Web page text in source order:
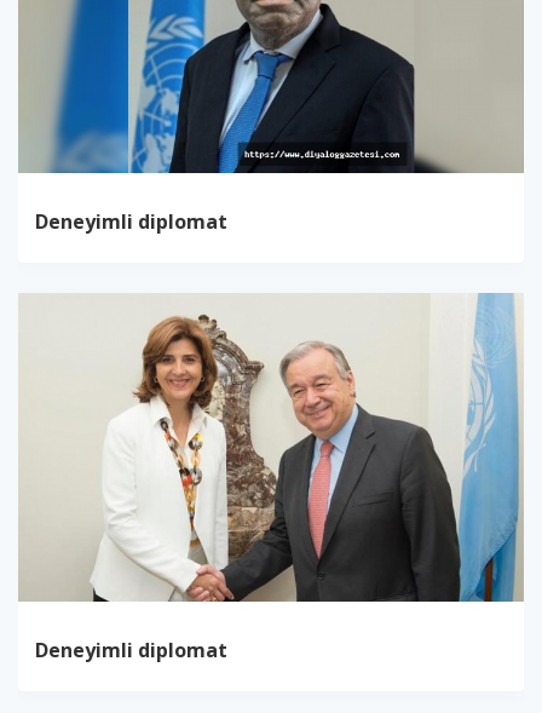
Deneyimli diplomat
Deneyimli diplomat